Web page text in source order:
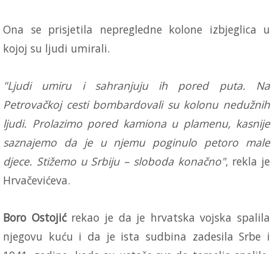
Ona se prisjetila nepregledne kolone izbjeglica u
kojoj su ljudi umirali.
"Ljudi umiru i sahranjuju ih pored puta. Na
Petrovačkoj cesti bombardovali su kolonu nedužnih
ljudi. Prolazimo pored kamiona u plamenu, kasnije
saznajemo da je u njemu poginulo petoro male
djece. Stižemo u Srbiju – sloboda konačno", rekla je
Hrvačevićeva.
Boro Ostojićrekao je da je hrvatska vojska spalila
njegovu kuću i da je ista sudbina zadesila Srbe i